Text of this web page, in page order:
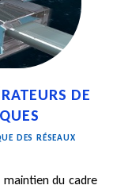
DE
DES RÉSEAUX
du cadre